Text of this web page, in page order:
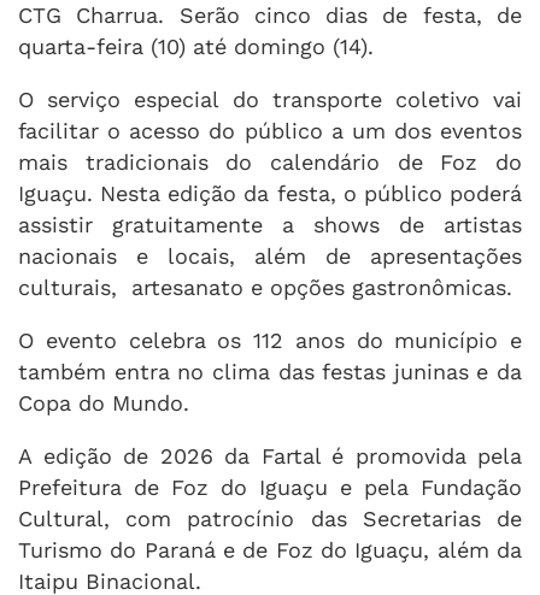
CTG Charrua. Serão cinco dias de festa, de
quarta-feira (10) até domingo (14).
O serviço especial do transporte coletivo vai
facilitar o acesso do público a um dos eventos
mais tradicionais do calendário de Foz do
Iguaçu. Nesta edição da festa, o público poderá
assistir gratuitamente a shows de artistas
nacionais e locais, além de apresentações
culturais, artesanato e opções gastronômicas.
O evento celebra os 112 anos do município e
também entra no clima das festas juninas e da
Copa do Mundo.
A edição de 2026 da Fartal é promovida pela
Prefeitura de Foz do Iguaçu e pela Fundação
Cultural, com patrocínio das Secretarias de
Turismo do Paraná e de Foz do Iguaçu, além da
Itaipu Binacional.